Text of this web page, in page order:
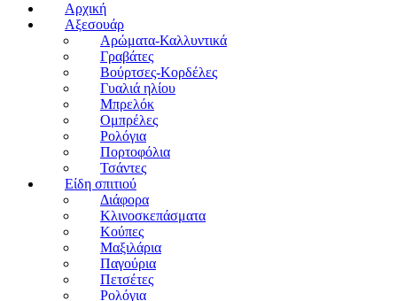
Αρχική
Αξεσουάρ
Αρώματα-Καλλυντικά
Γραβάτες
Βούρτσες-Κορδέλες
Γυαλιά ηλίου
Μπρελόκ
Ομπρέλες
Ρολόγια
Πορτοφόλια
Τσάντες
Είδη σπιτιού
Διάφορα
Κλινοσκεπάσματα
Κούπες
Μαξιλάρια
Παγούρια
Πετσέτες
Ρολόγια